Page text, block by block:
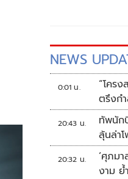
NEWS
0:01 น.
“โครง
ตรึงก
20:43 น.
ทัพนัก
ลุ้นล่า
กา
20:32 น.
‘ศุภม
งาม ย้